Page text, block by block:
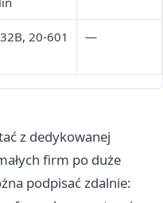
20-601
—
z dedykowanej
firm po duże
podpisać zdalnie: